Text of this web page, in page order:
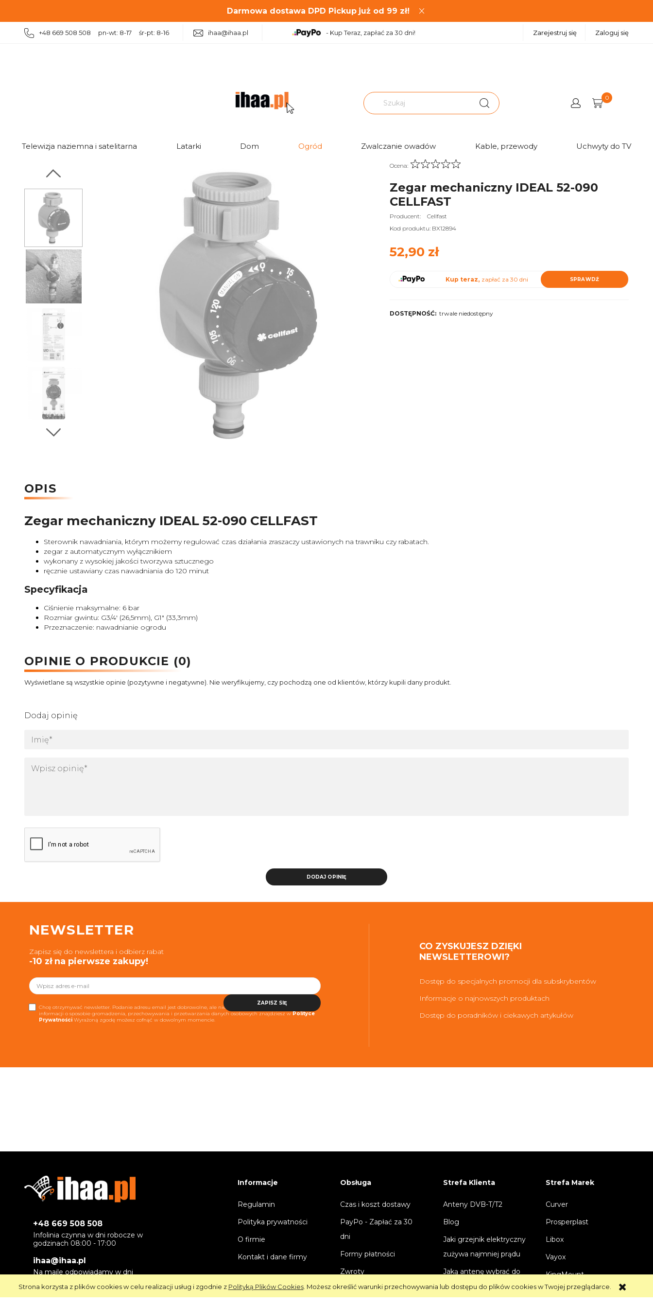
Darmowa dostawa DPD Pickup już od 99 zł!
+48 669 508 508 pn-wt: 8-17 śr-pt: 8-16 ihaa@ihaa.pl - Kup Teraz, zapłać za 30 dni! Zarejestruj się Zaloguj się
Strona korzysta z plików cookies w celu realizacji usług i zgodnie z Polityką Plików Cookies. Możesz określić warunki przechowywania lub dostępu do plików cookies w Twojej przeglądarce.
0
Telewizja naziemna i satelitarna Latarki Dom Ogród Zwalczanie owadów Kable, przewody Uchwyty do TV
Ocena:
Zegar mechaniczny IDEAL 52-090
CELLFAST
Producent:
Cellfast
Kod produktu: BX12894
52,90 zł
Kup teraz, zapłać za 30 dni SPRAWDŹ
DOSTĘPNOŚĆ: trwale niedostępny
OPIS
Zegar mechaniczny IDEAL 52-090 CELLFAST
Sterownik nawadniania, którym możemy regulować czas działania zraszaczy ustawionych na trawniku czy rabatach.
zegar z automatycznym wyłącznikiem
wykonany z wysokiej jakości tworzywa sztucznego
ręcznie ustawiany czas nawadniania do 120 minut
Specyfikacja
Ciśnienie maksymalne: 6 bar
Rozmiar gwintu: G3/4' (26,5mm), G1" (33,3mm)
Przeznaczenie: nawadnianie ogrodu
OPINIE O PRODUKCIE (0)
Wyświetlane są wszystkie opinie (pozytywne i negatywne). Nie weryfikujemy, czy pochodzą one od klientów, którzy kupili dany produkt.
Dodaj opinię
DODAJ OPINIĘ
NEWSLETTER
Zapisz się do newslettera i odbierz rabat
-10 zł na pierwsze zakupy!
ZAPISZ SIĘ
Chcę otrzymywać newsletter. Podanie adresu email jest dobrowolne, ale niezbędne do realizacji usługi. Więcej
informacji o sposobie gromadzenia, przechowywania i przetwarzania danych osobowych znajdziesz w Polityce
Prywatności Wyrażoną zgodę możesz cofnąć w dowolnym momencie.
CO ZYSKUJESZ DZIĘKI
NEWSLETTEROWI?
Dostęp do specjalnych promocji dla subskrybentów
Informacje o najnowszych produktach
Dostęp do poradników i ciekawych artykułów
+48 669 508 508
Infolinia czynna w dni robocze w
godzinach 08:00 - 17:00
ihaa@ihaa.pl
Na maile odpowiadamy w dni
- maksymalnie w ciągu 24 godzin
Informacje
Regulamin
Polityka prywatności
O firmie
Kontakt i dane firmy
Obsługa
Czas i koszt dostawy
PayPo - Zapłać za 30
dni
Formy płatności
Zwroty
Reklamacje
Strefa Klienta
Anteny DVB-T/T2
Blog
Jaki grzejnik elektryczny
zużywa najmniej prądu
Jaką antenę wybrać do
telewizji naziemnej
Strefa Marek
Curver
Prosperplast
Libox
Vayox
KingMount
Telmor